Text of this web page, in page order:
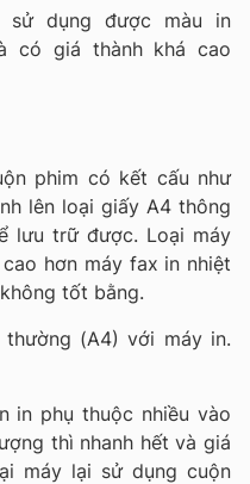
dụng được màu in
có giá thành khá cao
phim có kết cấu như
lên loại giấy A4 thông
lưu trữ được. Loại máy
hơn máy fax in nhiệt
tốt bằng.
(A4) với máy in.
in phụ thuộc nhiều vào
thì nhanh hết và giá
máy lại sử dụng cuộn